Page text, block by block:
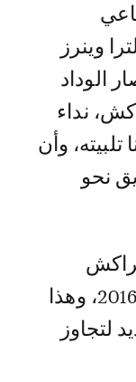
وينرز
الوداد
نداء
وأن
نحو
انطلقت رحلة غزو القارة سنة 2016، وهذا
لتجاوز